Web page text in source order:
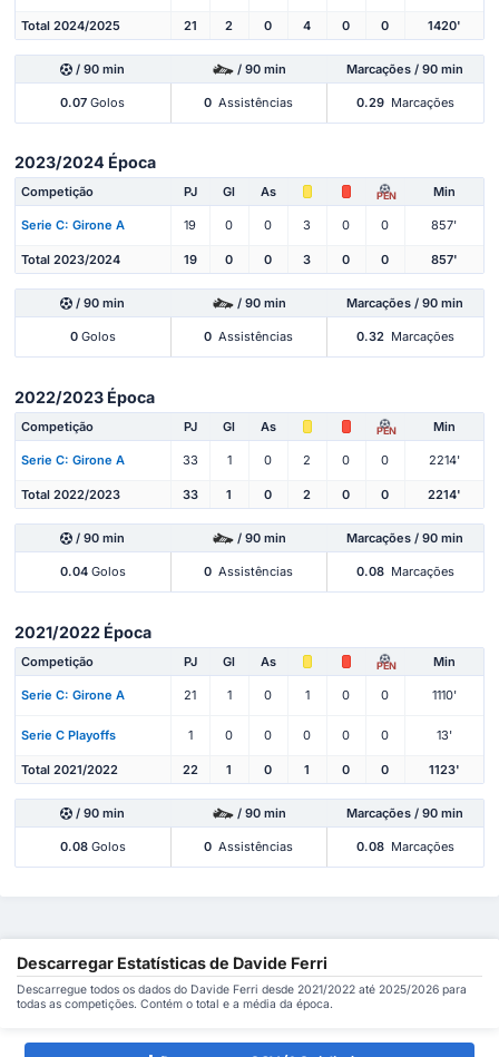
Total 2024/2025 21 2 0 4 0 0 1420'
/ 90 min / 90 min Marcações / 90 min
0.07 Golos 0 Assistências 0.29 Marcações
2023/2024 Época
Competição PJ Gl As PEN Min
Serie C: Girone A 19 0 0 3 0 0 857'
Total 2023/2024 19 0 0 3 0 0 857'
/ 90 min / 90 min Marcações / 90 min
0Golos 0 Assistências 0.32 Marcações
2022/2023 Época
Competição PJ Gl As PEN Min
Serie C: Girone A 33 1 0 2 0 0 2214'
Total 2022/2023 33 1 0 2 0 0 2214'
/ 90 min / 90 min Marcações / 90 min
0.04Golos 0 Assistências 0.08 Marcações
2021/2022 Época
Competição PJ Gl As PEN Min
Serie C: Girone A 21 1 0 1 0 0 1110'
Serie C Playoffs 1 0 0 0 0 0 13'
Total 2021/2022 22 1 0 1 0 0 1123'
/ 90 min / 90 min Marcações / 90 min
0.08Golos 0 Assistências 0.08 Marcações
Descarregar Estatísticas de Davide Ferri
Descarregue todos os dados do Davide Ferri desde 2021/2022 até 2025/2026 para
todas as competições. Contém o total e a média da época.